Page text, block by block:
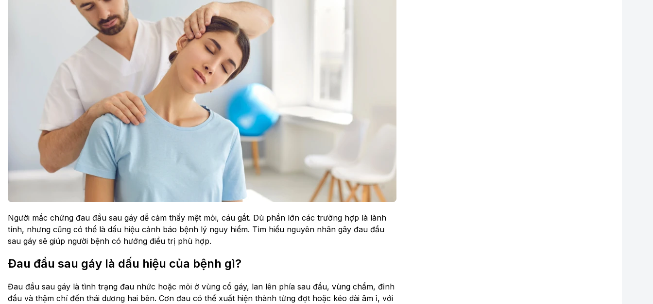
Người mắc chứng đau đầu sau gáy dễ cảm thấy mệt mỏi, cáu gắt. Dù phần lớn các trường hợp là lành
tính, nhưng cũng có thể là dấu hiệu cảnh báo bệnh lý nguy hiểm. Tìm hiểu nguyên nhân gây đau đầu
sau gáy sẽ giúp người bệnh có hướng điều trị phù hợp.
Đau đầu sau gáy là dấu hiệu của bệnh gì?
Đau đầu sau gáy là tình trạng đau nhức hoặc mỏi ở vùng cổ gáy, lan lên phía sau đầu, vùng chẩm, đỉnh
đầu và thậm chí đến thái dương hai bên. Cơn đau có thể xuất hiện thành từng đợt hoặc kéo dài âm ỉ, với